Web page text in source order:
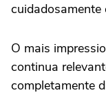
cuidadosamente
O mais
continua
completamente